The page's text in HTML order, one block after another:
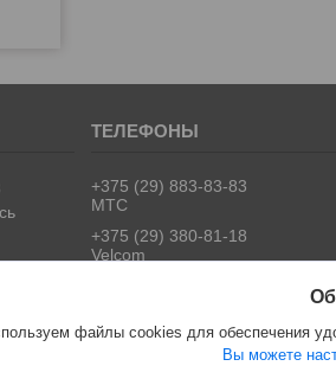
+375 (29) 883-83-83
МТС
+375 (29) 380-81-18
Velcom
файлы cookies для обеспечения
Вы можете